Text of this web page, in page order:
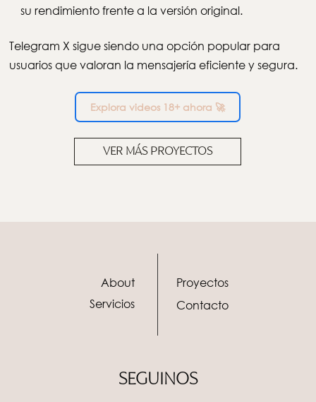
su rendimiento frente a la versión original.
Telegram X sigue siendo una opción popular para
usuarios que valoran la mensajería eficiente y segura.
Explora videos 18+ ahora 🚀
VER MÁS PROYECTOS
About
Servicios
Proyectos
Contacto
SEGUINOS